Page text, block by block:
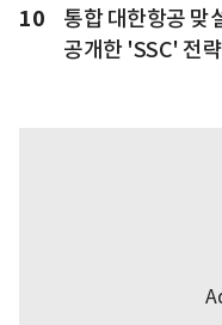
10
통합 대한항공 맞
공개한 'SSC' 전